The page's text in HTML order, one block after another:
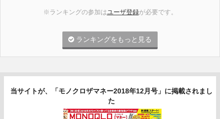
※ランキングの参加はユーザ登録が必要です。
ランキングをもっと見る
当サイトが、「モノクロザマネー2018年12月号」に掲載されまし
た